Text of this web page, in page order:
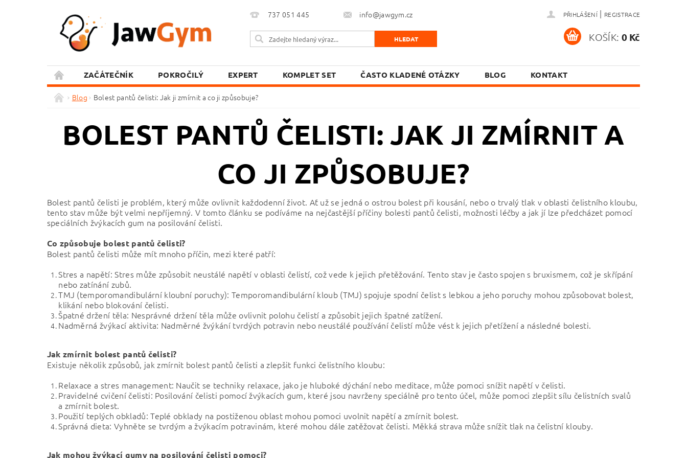
737 051 445 info@jawgym.cz PŘIHLÁŠENÍ | REGISTRACE
KOŠÍK: 0 Kč
ZAČÁTEČNÍK POKROČILÝ EXPERT KOMPLET SET ČASTO KLADENÉ OTÁZKY BLOG KONTAKT
Blog Bolest pantů čelisti: Jak ji zmírnit a co ji způsobuje?
BOLEST PANTŮ ČELISTI: JAK JI ZMÍRNIT A
CO JI ZPŮSOBUJE?
Bolest pantů čelisti je problém, který může ovlivnit každodenní život. Ať už se jedná o ostrou bolest při kousání, nebo o trvalý tlak v oblasti čelistního kloubu,
tento stav může být velmi nepříjemný. V tomto článku se podíváme na nejčastější příčiny bolesti pantů čelisti, možnosti léčby a jak jí lze předcházet pomocí
speciálních žvýkacích gum na posilování čelisti.
Co způsobuje bolest pantů čelisti?
Bolest pantů čelisti může mít mnoho příčin, mezi které patří:
Stres a napětí: Stres může způsobit neustálé napětí v oblasti čelistí, což vede k jejich přetěžování. Tento stav je často spojen s bruxismem, což je skřípání
nebo zatínání zubů.
TMJ (temporomandibulární kloubní poruchy): Temporomandibulární kloub (TMJ) spojuje spodní čelist s lebkou a jeho poruchy mohou způsobovat bolest,
klikání nebo blokování čelisti.
Špatné držení těla: Nesprávné držení těla může ovlivnit polohu čelistí a způsobit jejich špatné zatížení.
Nadměrná žvýkací aktivita: Nadměrné žvýkání tvrdých potravin nebo neustálé používání čelistí může vést k jejich přetížení a následné bolesti.
Jak zmírnit bolest pantů čelisti?
Existuje několik způsobů, jak zmírnit bolest pantů čelisti a zlepšit funkci čelistního kloubu:
Relaxace a stres management: Naučit se techniky relaxace, jako je hluboké dýchání nebo meditace, může pomoci snížit napětí v čelisti.
Pravidelné cvičení čelisti: Posilování čelisti pomocí žvýkacích gum, které jsou navrženy speciálně pro tento účel, může pomoci zlepšit sílu čelistních svalů
a zmírnit bolest.
Použití teplých obkladů: Teplé obklady na postiženou oblast mohou pomoci uvolnit napětí a zmírnit bolest.
Správná dieta: Vyhněte se tvrdým a žvýkacím potravinám, které mohou dále zatěžovat čelisti. Měkká strava může snížit tlak na čelistní klouby.
Jak mohou žvýkací gumy na posilování čelisti pomoci?